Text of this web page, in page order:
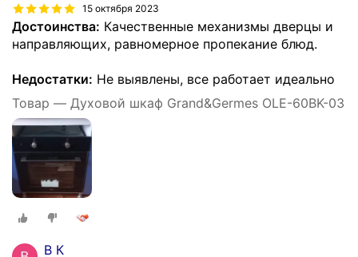
15 октября 2023
Достоинства: Качественные механизмы дверцы и
направляющих, равномерное пропекание блюд.
Недостатки: Не выявлены, все работает идеально
Товар — Духовой шкаф Grand&Germes OLE-60BK-03
В К